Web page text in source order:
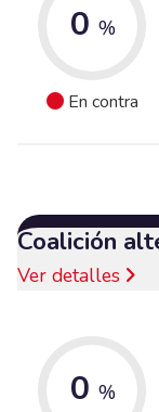
0 %
En contra
Coalición
Ver detalles
0 %